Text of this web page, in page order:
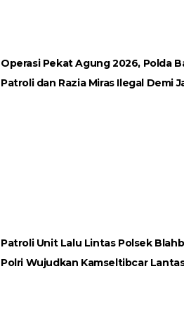
Operasi Pekat Agung 2026, Polda
Patroli dan Razia Miras Ilegal Demi
Patroli Unit Lalu Lintas Polsek
Polri Wujudkan Kamseltibcar